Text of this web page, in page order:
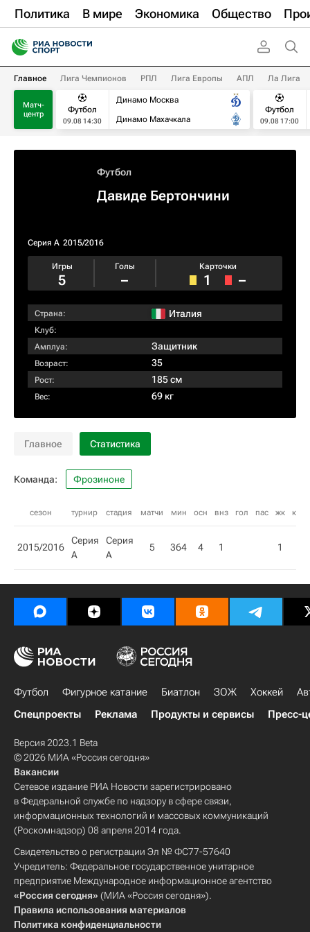
Политика В мире Экономика Общество
Главное Лига Чемпионов РПЛ Лига Европы АПЛ Ла Лига
Матч-
центр
Футбол
09.08 14:30
Динамо Москва
Динамо Махачкала
Футбол
09.08 17:00
Футбол
Давиде Бертончини
Серия А 2015/2016
Игры
5
Голы
–
Карточки
1 –
Страна: Италия
Клуб:
Амплуа:
Защитник
Возраст: 35
Рост: 185 см
Вес: 69 кг
Главное Статистика
Команда: Фрозиноне
сезон турнир стадия матчи мин осн внз гол пас жк кк
2015/2016
Серия
А
Серия
А
5 364 4 1 1
Футбол Фигурное катание Биатлон ЗОЖ Хоккей
Спецпроекты
Реклама Продукты и сервисы Пресс-
Версия 2023.1 Beta
© 2026 МИА «Россия сегодня»
Вакансии
Сетевое издание РИА Новости зарегистрировано
в Федеральной службе по надзору в сфере связи,
информационных технологий и массовых коммуникаций
(Роскомнадзор) 08 апреля 2014 года.
Свидетельство о регистрации Эл № ФС77-57640
Учредитель: Федеральное государственное унитарное
предприятие Международное информационное агентство
«Россия сегодня» (МИА «Россия сегодня»).
Правила использования материалов
Политика конфиденциальности